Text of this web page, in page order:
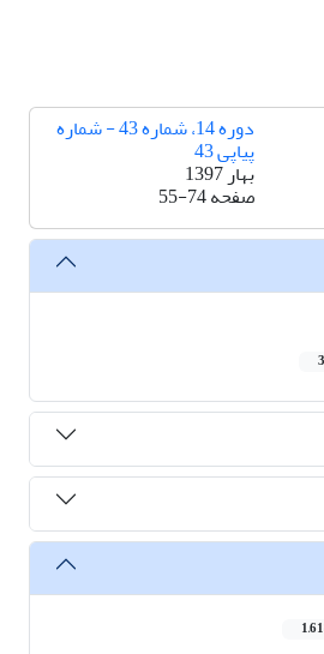
دوره 14، شماره 43 - شماره
پیاپی 43
بهار 1397
صفحه55-74